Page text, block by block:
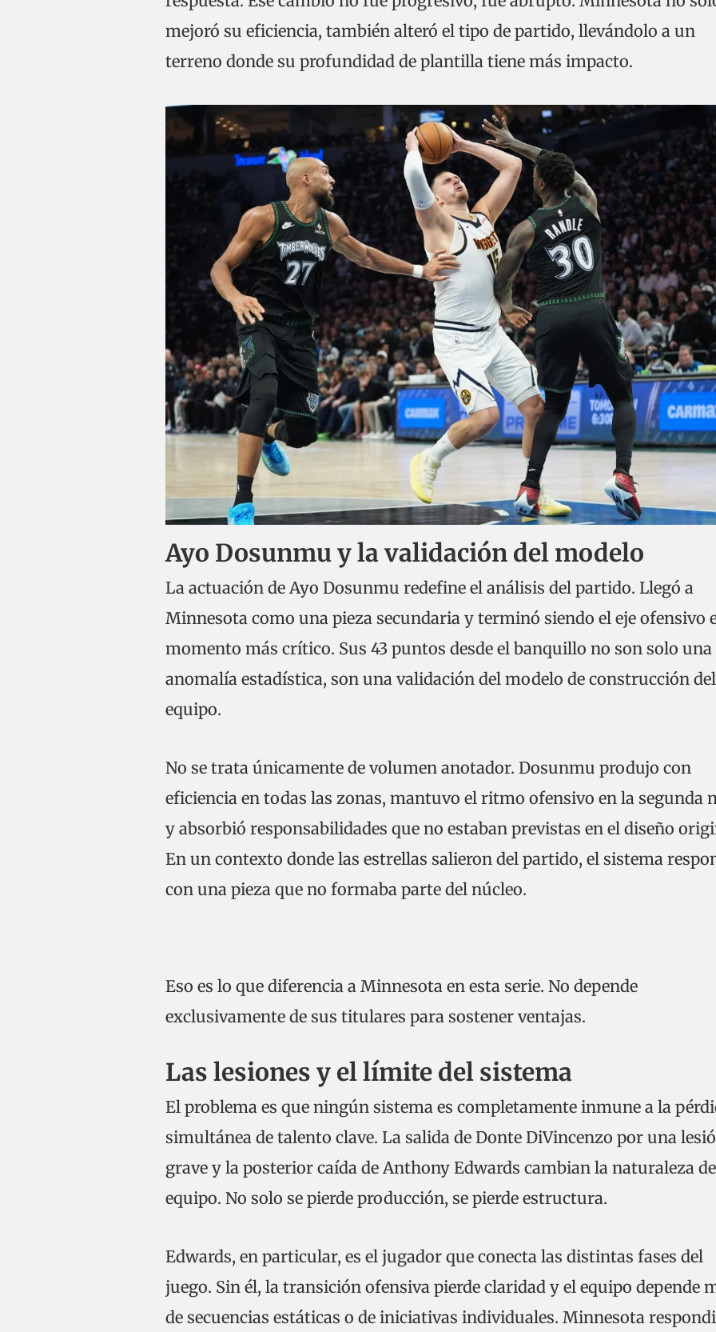
mejoró su eficiencia, también alteró el tipo de partido, llevándolo a un
terreno donde su profundidad de plantilla tiene más impacto.
Ayo Dosunmu y la validación del modelo
La actuación de Ayo Dosunmu redefine el análisis del partido. Llegó a
Minnesota como una pieza secundaria y terminó siendo el eje ofensivo
momento más crítico. Sus 43 puntos desde el banquillo no son solo una
anomalía estadística, son una validación del modelo de construcción del
equipo.
No se trata únicamente de volumen anotador. Dosunmu produjo con
eficiencia en todas las zonas, mantuvo el ritmo ofensivo en la segunda
y absorbió responsabilidades que no estaban previstas en el diseño
En un contexto donde las estrellas salieron del partido, el sistema
con una pieza que no formaba parte del núcleo.
Eso es lo que diferencia a Minnesota en esta serie. No depende
exclusivamente de sus titulares para sostener ventajas.
Las lesiones y el límite del sistema
El problema es que ningún sistema es completamente inmune a la
simultánea de talento clave. La salida de Donte DiVincenzo por una
grave y la posterior caída de Anthony Edwards cambian la naturaleza
equipo. No solo se pierde producción, se pierde estructura.
Edwards, en particular, es el jugador que conecta las distintas fases del
juego. Sin él, la transición ofensiva pierde claridad y el equipo depende
de secuencias estáticas o de iniciativas individuales. Minnesota